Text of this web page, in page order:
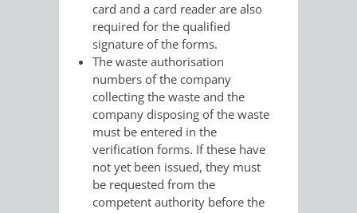
AMT
card and a card reader are also
required for the qualified
signature of the forms.
The waste authorisation
numbers of the company
collecting the waste and the
company disposing of the waste
must be entered in the
verification forms. If these have
not yet been issued, they must
be requested from the
competent authority before the